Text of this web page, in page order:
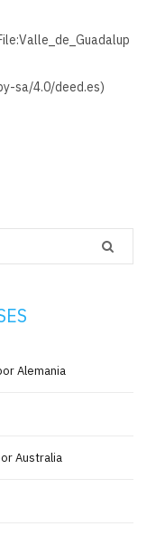
sa/4.0/deed.es)
Alemania
Australia